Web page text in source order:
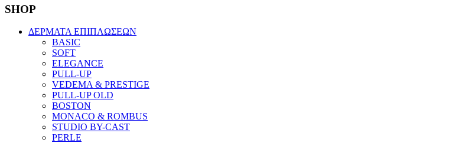
SHOP
ΔΕΡΜΑΤΑ ΕΠΙΠΛΩΣΕΩΝ
BASIC
SOFT
ELEGANCE
PULL-UP
VEDEMA & PRESTIGE
PULL-UP OLD
BOSTON
MONACO & ROMBUS
STUDIO BY-CAST
PERLE